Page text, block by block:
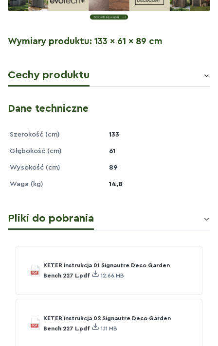
Wymiary produktu: 133 x 61 x 89 cm
Cechy produktu
Dane techniczne
Szerokość (cm) 133
Głębokość (cm) 61
Wysokość (cm) 89
Waga (kg) 14,8
Pliki do pobrania
KETER instrukcja 01 Signautre Deco Garden
Bench 227 L.pdf
12.66 MB
KETER instrukcja 02 Signautre Deco Garden
Bench 227 L.pdf
1.11 MB